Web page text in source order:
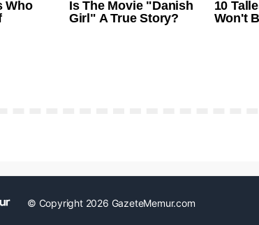
© Copyright 2026 GazeteMemur.com